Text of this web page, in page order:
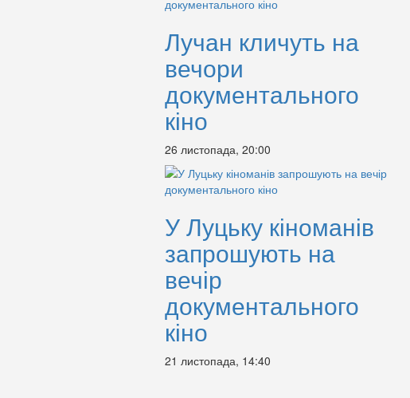
Лучан кличуть на
вечори
документального
кіно
26 листопада, 20:00
У Луцьку кіноманів
запрошують на
вечір
документального
кіно
21 листопада, 14:40